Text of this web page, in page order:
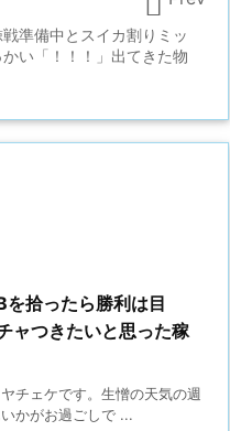
戦準備中とスイカ割りミッ
い「！！！」出てきた物
を拾ったら勝利は目
ャつきたいと思った稼
チェケです。生憎の天気の週
かがお過ごしで ...